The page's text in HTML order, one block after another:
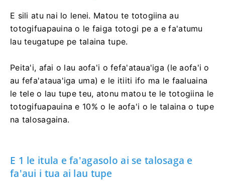
E sili atu nai lo lenei. Matou te totogiina au
totogifuapauina o le faiga totogi pe a e fa'atumu
lau teugatupe pe talaina tupe.
Peita'i, afai o lau aofa'i o fefa'ataua'iga (le aofa'i o
au fefa'ataua'iga uma) e le itiiti ifo ma le faaluaina
le tele o lau tupe teu, atonu matou te le totogiina le
totogifuapauina e 10% o le aofa'i o le talaina o tupe
na talosagaina.
E 1 le itula e fa'agasolo ai se talosaga e
fa'aui i tua ai lau tupe